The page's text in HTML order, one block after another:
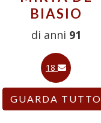
BIASIO
di anni 91
18
GUARDA TUTTO